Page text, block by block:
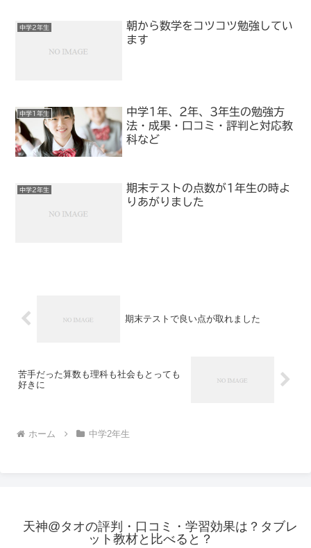
中学2年生
朝から数学をコツコツ勉強してい
ます
中学1年生
中学1年、2年、3年生の勉強方
法・成果・口コミ・評判と対応教
科など
中学2年生
期末テストの点数が1年生の時よ
りあがりました
期末テストで良い点が取れました
苦手だった算数も理科も社会もとっても
好きに
ホーム 中学2年生
天神@タオの評判・口コミ・学習効果は？タブレ
ット教材と比べると？